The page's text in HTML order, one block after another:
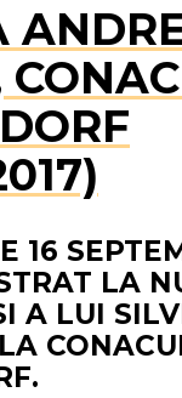
16
LA
A LUI